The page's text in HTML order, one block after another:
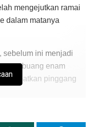
mengejutkan ramai
dalam matanya
sebelum ini menjadi
membuang enam
pinggang
18 pembedahan